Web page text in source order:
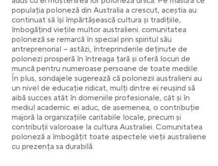
populația poloneză din Australia a crescut, aceștia au
continuat să își împărtășească cultura și tradițiile,
îmbogățind viețile multor australieni. comunitatea
poloneză se remarcă în special prin spiritul său
antreprenorial – astăzi, întreprinderile deținute de
polonezi prosperă în întreaga țară și oferă locuri de
muncă pentru numeroase persoane de toate mediile.
În plus, sondajele sugerează că polonezii australieni au
un nivel de educație ridicat, mulți dintre ei reușind să
aibă succes atât în domeniile profesionale, cât și în
mediul academic. ei aduc, de asemenea, o contribuție
majoră la organizațiile caritabile locale, precum și
contribuții valoroase la cultura Australiei. Comunitatea
poloneză a îmbogățit toate aspectele vieții australiene
cu prezența sa durabilă.